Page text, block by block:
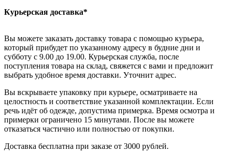
Курьерская доставка*
Вы можете заказать доставку товара с помощью курьера,
который прибудет по указанному адресу в будние дни и
субботу с 9.00 до 19.00. Курьерская служба, после
поступления товара на склад, свяжется с вами и предложит
выбрать удобное время доставки. Уточнит адрес.
Вы вскрываете упаковку при курьере, осматриваете на
целостность и соответствие указанной комплектации. Если
речь идёт об одежде, допустима примерка. Время осмотра и
примерки ограничено 15 минутами. После вы можете
отказаться частично или полностью от покупки.
Доставка бесплатна при заказе от 3000 рублей.